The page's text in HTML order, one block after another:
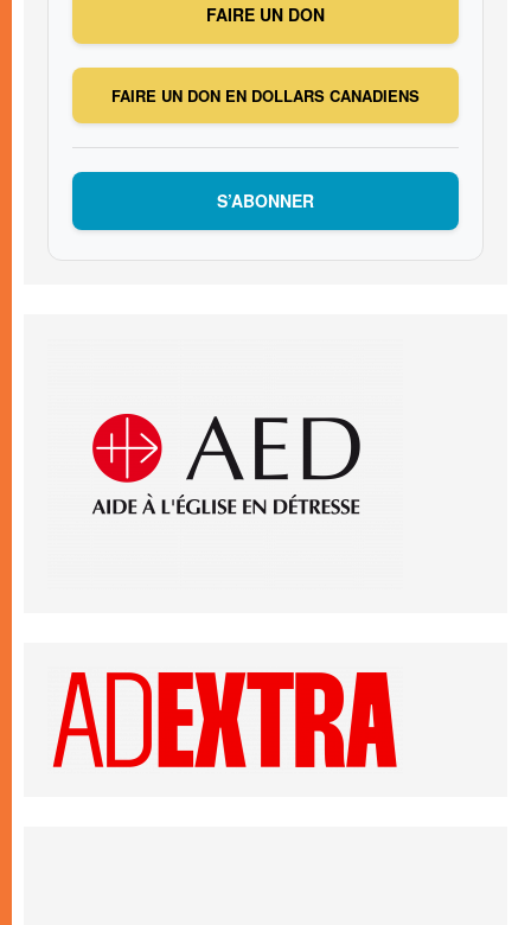
FAIRE UN DON
FAIRE UN DON EN DOLLARS CANADIENS
S’ABONNER